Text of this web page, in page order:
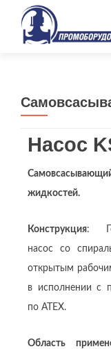
Насос
жидкостей.
Конструкция:
насос со
открытым
в исполнении с
по ATEX.
Область